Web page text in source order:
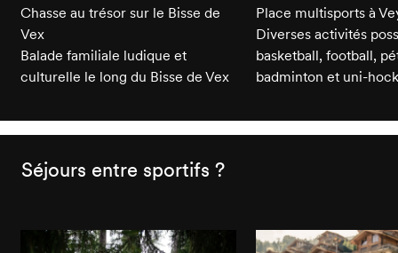
Chasse au trésor sur le Bisse de
Vex
Balade familiale ludique et
culturelle le long du Bisse de Vex
Place multisports à
Diverses activités
basketball, football,
badminton et uni-
Séjours entre sportifs ?